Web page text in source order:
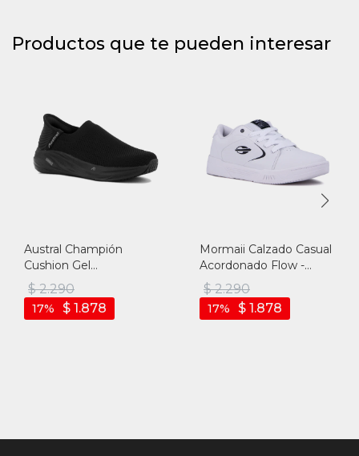
Productos que te pueden interesar
Austral Champión
Cushion Gel
S/cordones/ Hombre -
Negro - Negro
$ 2.290
$ 1.878
17
Mormaii Calzado Casual
Acordonado Flow -
Blanco - Blanco
$ 2.290
$ 1.878
17